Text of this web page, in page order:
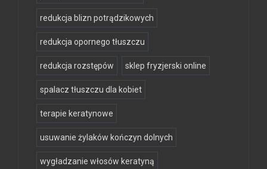
redukcja blizn potrądzikowych
redukcja opornego tłuszczu
redukcja rozstępów sklep fryzjerski online
spalacz tłuszczu dla kobiet
terapie keratynowe
usuwanie żylaków kończyn dolnych
wygładzanie włosów keratyną